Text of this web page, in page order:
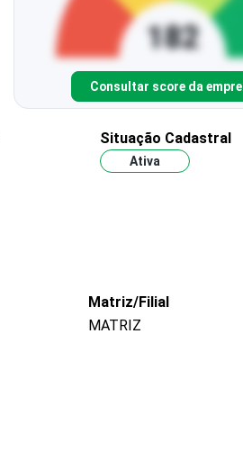
Consultar score da
Situação Cadastral
Ativa
Matriz/Filial
MATRIZ